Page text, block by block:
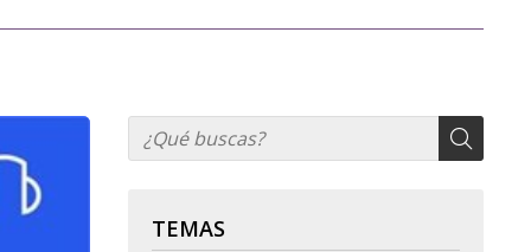
TEMAS